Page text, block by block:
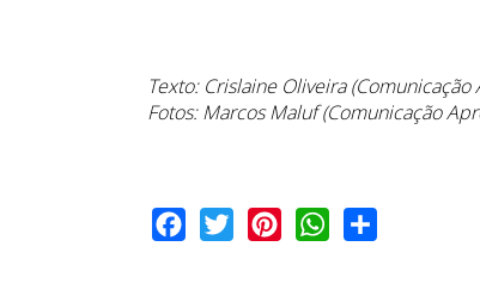
Texto: Crislaine Oliveira (Comunicação
Fotos: Marcos Maluf (Comunicação
Facebook
Twitter PinterestWhatsApp